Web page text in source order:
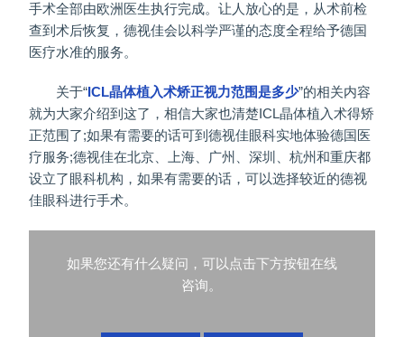
手术全部由欧洲医生执行完成。让人放心的是，从术前检
查到术后恢复，德视佳会以科学严谨的态度全程给予德国
医疗水准的服务。
关于“ICL晶体植入术矫正视力范围是多少”的相关内容
就为大家介绍到这了，相信大家也清楚ICL晶体植入术得矫
正范围了;如果有需要的话可到德视佳眼科实地体验德国医
疗服务;德视佳在北京、上海、广州、深圳、杭州和重庆都
设立了眼科机构，如果有需要的话，可以选择较近的德视
佳眼科进行手术。
如果您还有什么疑问，可以点击下方按钮在线
咨询。